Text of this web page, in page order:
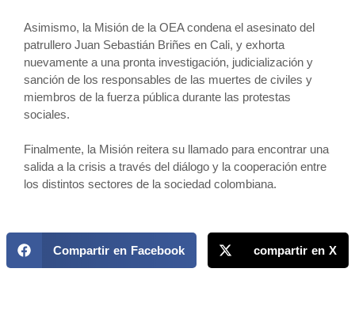
Asimismo, la Misión de la OEA condena el asesinato del
patrullero Juan Sebastián Briñes en Cali, y exhorta
nuevamente a una pronta investigación, judicialización y
sanción de los responsables de las muertes de civiles y
miembros de la fuerza pública durante las protestas
sociales.
Finalmente, la Misión reitera su llamado para encontrar una
salida a la crisis a través del diálogo y la cooperación entre
los distintos sectores de la sociedad colombiana.
Compartir en Facebook compartir en X